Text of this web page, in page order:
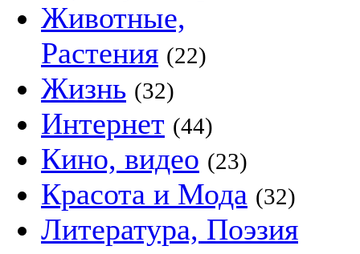
Животные,
Растения (22)
Жизнь (32)
Интернет (44)
Кино, видео (23)
Красота и Мода (32)
Литература, Поэзия